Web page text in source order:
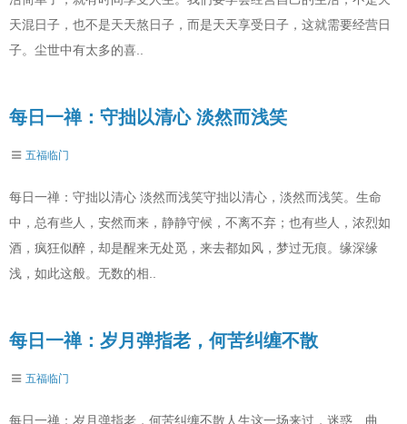
天混日子，也不是天天熬日子，而是天天享受日子，这就需要经营日
子。尘世中有太多的喜..
每日一禅：守拙以清心 淡然而浅笑
五福临门
每日一禅：守拙以清心 淡然而浅笑守拙以清心，淡然而浅笑。生命
中，总有些人，安然而来，静静守候，不离不弃；也有些人，浓烈如
酒，疯狂似醉，却是醒来无处觅，来去都如风，梦过无痕。缘深缘
浅，如此这般。无数的相..
每日一禅：岁月弹指老，何苦纠缠不散
五福临门
每日一禅：岁月弹指老，何苦纠缠不散人生这一场来过，迷惑、曲